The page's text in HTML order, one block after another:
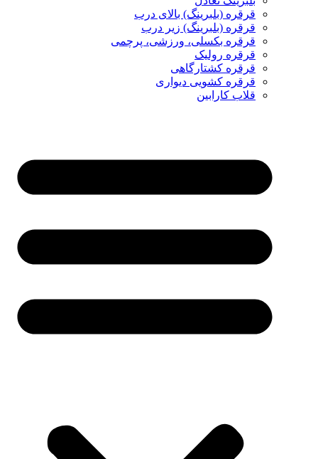
قرقره (بلبرینگ) بالای درب
قرقره (بلبرینگ) زیر درب
قرقره بکسلی، ورزشی، پرچمی
قرقره رولیک
قرقره کشتارگاهی
قرقره کشویی دیواری
قلاب کارابین